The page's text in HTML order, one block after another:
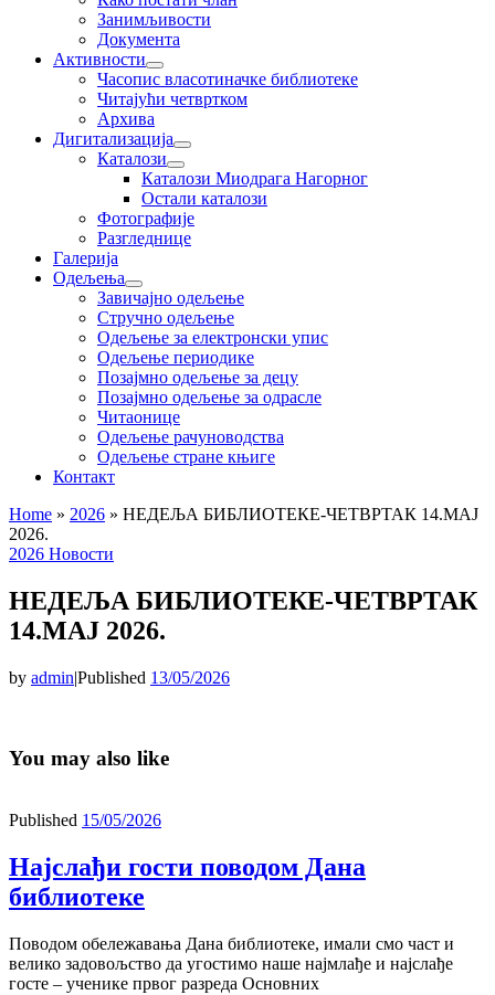
Занимљивости
Документа
Активности
Часопис власотиначке библиотеке
Читајући четвртком
Архива
Дигитализација
Каталози
Каталози Миодрага Нагорног
Остали каталози
Фотографије
Разгледнице
Галерија
Одељења
Завичајно одељење
Стручно одељење
Одељење за електронски упис
Одељење периодике
Позајмно одељење за децу
Позајмно одељење за одрасле
Читаонице
Одељење рачуноводства
Одељење стране књиге
Контакт
Home » 2026 » НЕДЕЉА БИБЛИОТЕКЕ-ЧЕТВРТАК 14.МАЈ
2026.
2026 Новости
НЕДЕЉА БИБЛИОТЕКЕ-ЧЕТВРТАК
14.МАЈ 2026.
by admin|Published 13/05/2026
You may also like
Published 15/05/2026
Најслађи гости поводом Дана
библиотеке
Поводом обележавања Дана библиотеке, имали смо част и
велико задовољство да угостимо наше најмлађе и најслађе
госте – ученике првог разреда Основних